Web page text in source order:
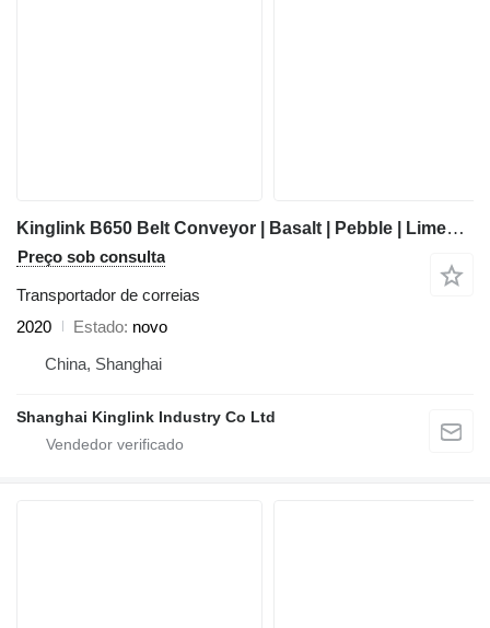
Kinglink B650 Belt Conveyor | Basalt | Pebble | Limestone
Preço sob consulta
Transportador de correias
2020
Estado novo
China, Shanghai
Shanghai Kinglink Industry Co Ltd